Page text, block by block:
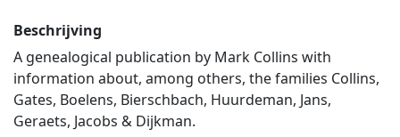
Beschrijving
A genealogical publication by Mark Collins with
information about, among others, the families Collins,
Gates, Boelens, Bierschbach, Huurdeman, Jans,
Geraets, Jacobs & Dijkman.